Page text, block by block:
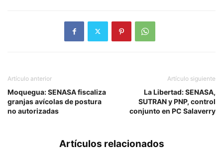
Artículo anterior
Moquegua: SENASA fiscaliza
granjas avícolas de postura
no autorizadas
Artículo siguiente
La Libertad: SENASA,
SUTRAN y PNP, control
conjunto en PC Salaverry
Artículos relacionados